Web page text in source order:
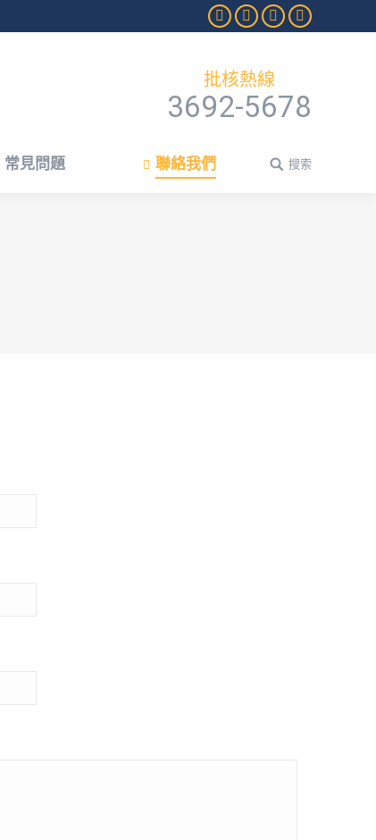
Facebook
TwitterRss Google+
批核熱線
3692-5678
常見問題 聯絡我們 Search:
搜索
常見問題 聯絡我們 Search:
搜索